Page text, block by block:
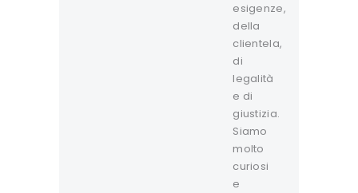
esigenze,
della
clientela,
di
legalità
e di
giustizia.
Siamo
molto
curiosi
e